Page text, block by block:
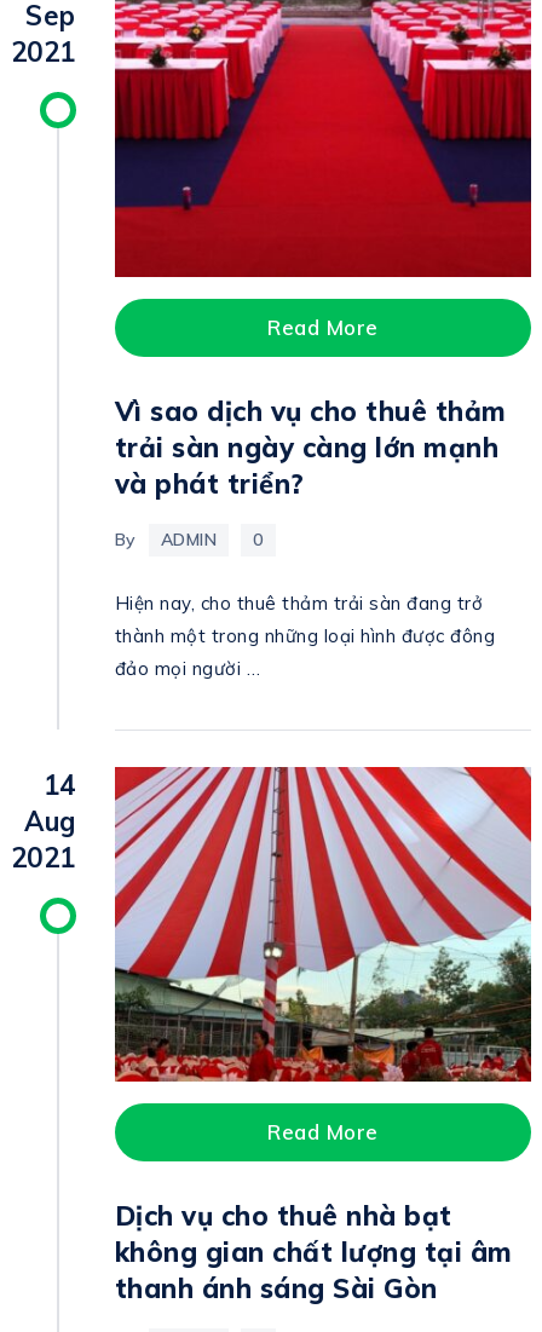
Sep
2021
Read More
Vì sao dịch vụ cho thuê thảm
trải sàn ngày càng lớn mạnh
và phát triển?
By ADMIN 0
Hiện nay, cho thuê thảm trải sàn đang trở
thành một trong những loại hình được đông
đảo mọi người …
14
Aug
2021
Read More
Dịch vụ cho thuê nhà bạt
không gian chất lượng tại âm
thanh ánh sáng Sài Gòn